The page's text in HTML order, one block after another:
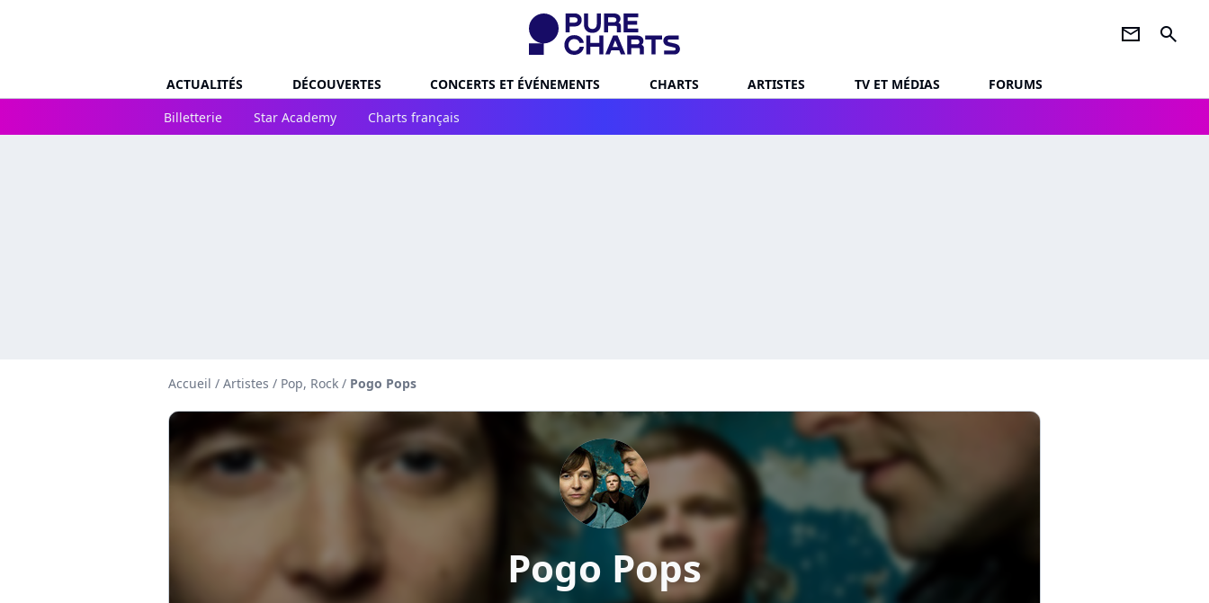
newsletter search
ACTUALITÉS DÉCOUVERTES CONCERTS ET ÉVÉNEMENTS CHARTS ARTISTES TV ET MÉDIAS
FORUMS
Billetterie
Star Academy Charts français
Accueil / Artistes / Pop, Rock / Pogo Pops
Pogo Pops